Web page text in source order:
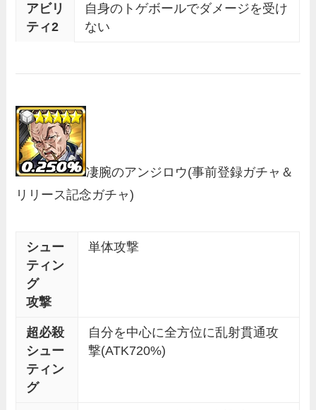
アビリ
ティ2
自身のトゲボールでダメージを受け
ない
凄腕のアンジロウ(事前登録ガチャ＆
リリース記念ガチャ)
シュー
ティン
グ
攻撃
単体攻撃
超必殺
シュー
ティン
グ
自分を中心に全方位に乱射貫通攻
撃(ATK720%)